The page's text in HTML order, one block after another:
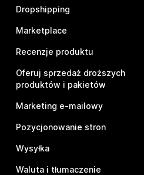
Dropshipping
Marketplace
Recenzje produktu
Oferuj sprzedaż droższych
produktów i pakietów
Marketing e-mailowy
Pozycjonowanie stron
Wysyłka
Waluta i tłumaczenie